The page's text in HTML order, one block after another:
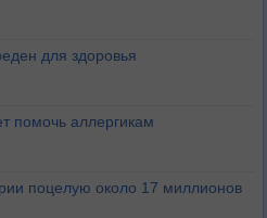
для здоровья
помочь аллергикам
поцелую около 17 миллионов